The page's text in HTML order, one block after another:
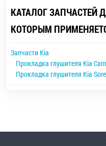
КАТАЛОГ ЗАПЧАСТЕЙ
КОТОРЫМ
Запчасти Kia
Прокладка глушителя Kia
Прокладка глушителя Kia